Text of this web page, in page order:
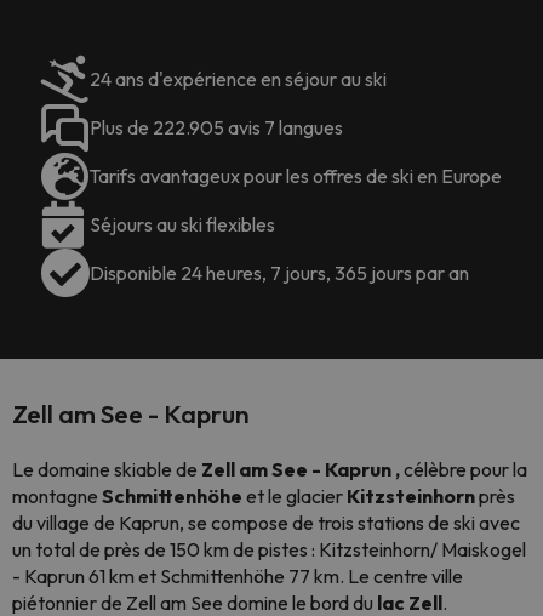
24 ans d'expérience en séjour au ski
Plus de 222.905 avis 7 langues
Tarifs avantageux pour les offres de ski en Europe
Séjours au ski flexibles
Disponible 24 heures, 7 jours, 365 jours par an
Zell am See - Kaprun
Le domaine skiable de Zell am See - Kaprun ,célèbre pour la
montagne Schmittenhöhe et le glacier Kitzsteinhornprès
du village de Kaprun, se compose de trois stations de ski avec
un total de près de 150 km de pistes : Kitzsteinhorn/ Maiskogel
- Kaprun 61 km et Schmittenhöhe 77 km. Le centre ville
piétonnier de Zell am See domine le bord du lac Zell.